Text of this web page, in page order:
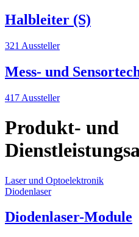
Halbleiter (S)
321 Aussteller
Mess- und
417 Aussteller
Produkt- und
Laser und Optoelektronik
Diodenlaser
Diodenlaser-Module